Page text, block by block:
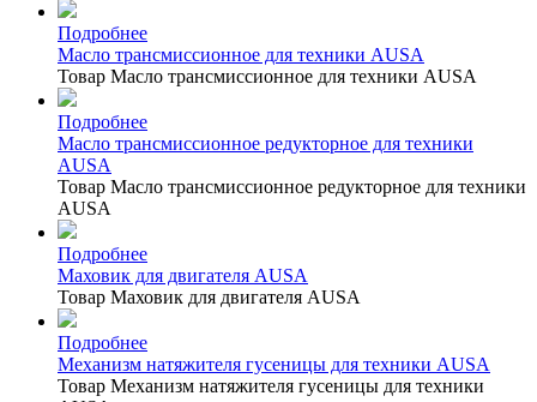
Подробнее
Масло трансмиссионное для техники AUSA
Товар Масло трансмиссионное для техники AUSA
Подробнее
Масло трансмиссионное редукторное для техники
AUSA
Товар Масло трансмиссионное редукторное для техники
AUSA
Подробнее
Маховик для двигателя AUSA
Товар Маховик для двигателя AUSA
Подробнее
Механизм натяжителя гусеницы для техники AUSA
Товар Механизм натяжителя гусеницы для техники